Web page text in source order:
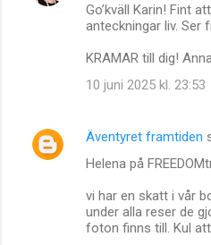
Go’kväll Karin! Fint
anteckningar liv. Ser
KRAMAR till dig!
10 juni 2025 kl. 23:53
Äventyret framtiden
Helena på
vi har en skatt i vår
under alla reser de
foton finns till. Kul